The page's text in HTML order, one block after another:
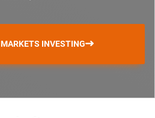
INVESTING